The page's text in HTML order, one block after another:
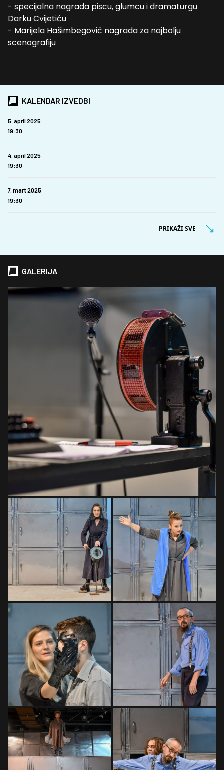
- specijalna nagrada piscu, glumcu i dramaturgu
Darku Cvijetiću
- Marijela Hašimbegović nagrada za najbolju
scenografiju
KALENDAR IZVEDBI
5. april 2025
19:30
4. april 2025
19:30
7. mart 2025
19:30
PRIKAŽI SVE
GALERIJA